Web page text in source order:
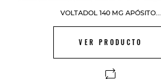
VOLTADOL 140 MG APÓSITO...
VER PRODUCTO